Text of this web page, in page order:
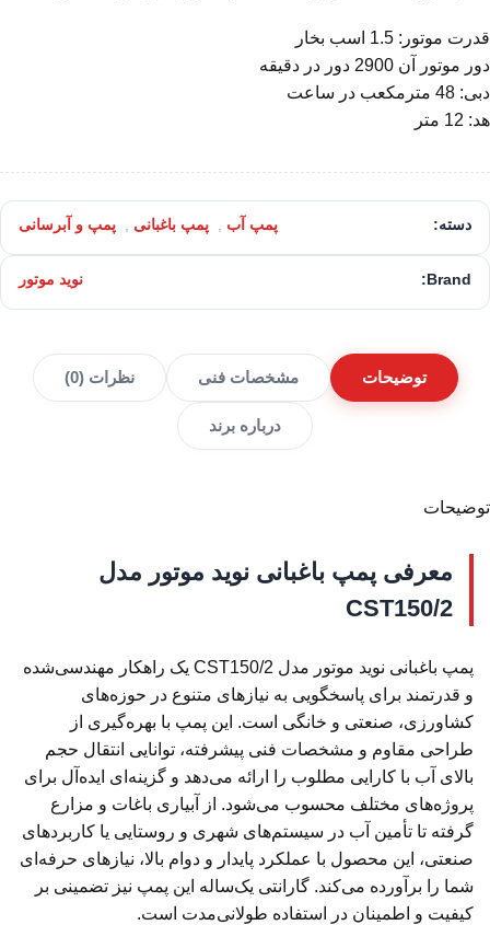
قدرت موتور: 1.5 اسب بخار
دور موتور آن 2900 دور در دقیقه
دبی: 48 مترمکعب در ساعت
هد: 12 متر
دسته: پمپ آب , پمپ باغبانی , پمپ و آبرسانی
Brand: نوید موتور
توضیحات مشخصات فنی نظرات (0)
درباره برند
توضیحات
معرفی پمپ باغبانی نوید موتور مدل
CST150/2
پمپ باغبانی نوید موتور مدل CST150/2 یک راهکار مهندسی‌شده
و قدرتمند برای پاسخگویی به نیازهای متنوع در حوزه‌های
کشاورزی، صنعتی و خانگی است. این پمپ با بهره‌گیری از
طراحی مقاوم و مشخصات فنی پیشرفته، توانایی انتقال حجم
بالای آب با کارایی مطلوب را ارائه می‌دهد و گزینه‌ای ایده‌آل برای
پروژه‌های مختلف محسوب می‌شود. از آبیاری باغات و مزارع
گرفته تا تأمین آب در سیستم‌های شهری و روستایی یا کاربردهای
صنعتی، این محصول با عملکرد پایدار و دوام بالا، نیازهای حرفه‌ای
شما را برآورده می‌کند. گارانتی یک‌ساله این پمپ نیز تضمینی بر
کیفیت و اطمینان در استفاده طولانی‌مدت است.